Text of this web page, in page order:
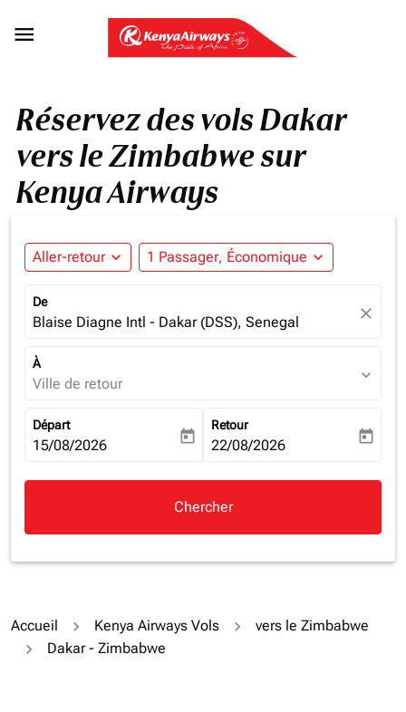

Réservez des vols Dakar
vers le Zimbabwe sur
Kenya Airways
Aller-retour expand_more 1 Passager, Économique expand_more
De
Blaise Diagne Intl - Dakar (DSS), Senegal close
À
Ville de retour expand_more
Départ
fc-booking-departure-date-aria-label
15/08/2026 today
Retour
fc-booking-return-date-aria-
22/08/2026 today
Chercher
Accueil Kenya Airways Vols
vers le Zimbabwe
Dakar - Zimbabwe